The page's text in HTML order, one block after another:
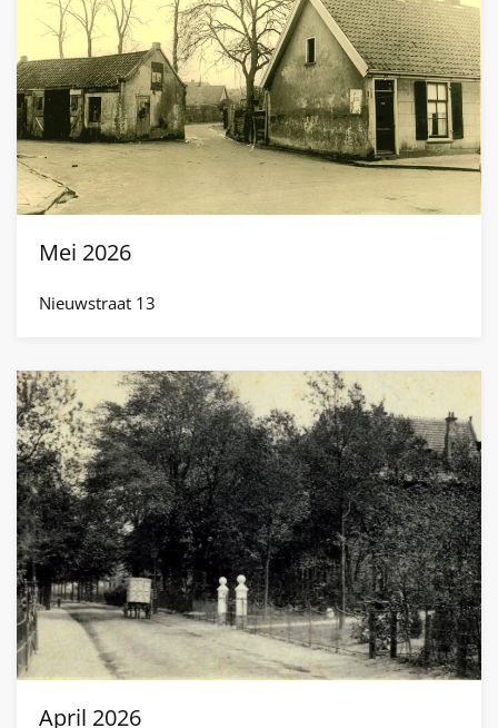
Mei 2026
Nieuwstraat 13
April 2026